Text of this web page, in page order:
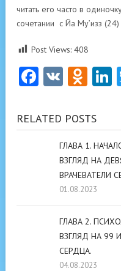
читать его часто в
сочетании с Йа Му’изз (24)
Post Views: 408
Facebook
VK
RELATED POSTS
ГЛАВА 1.
ВЗГЛЯД НА
ВРАЧЕВАТЕЛИ
01.08.2023
ГЛАВА 2.
ВЗГЛЯД НА 99
СЕРДЦА.
04.08.2023